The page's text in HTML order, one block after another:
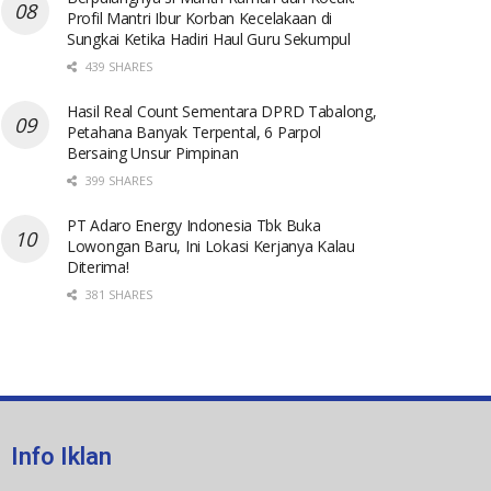
Profil Mantri Ibur Korban Kecelakaan di
Sungkai Ketika Hadiri Haul Guru Sekumpul
439 SHARES
Hasil Real Count Sementara DPRD Tabalong,
Petahana Banyak Terpental, 6 Parpol
Bersaing Unsur Pimpinan
399 SHARES
PT Adaro Energy Indonesia Tbk Buka
Lowongan Baru, Ini Lokasi Kerjanya Kalau
Diterima!
381 SHARES
Info Iklan